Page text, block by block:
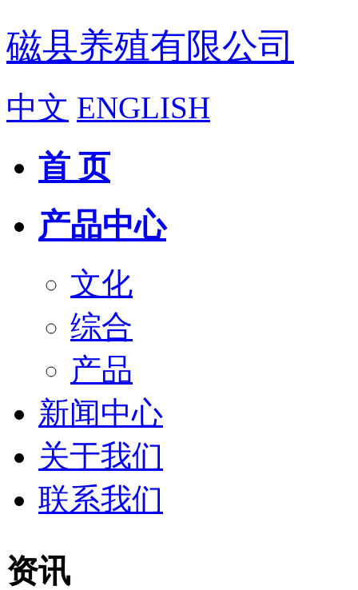
磁县养殖有限公司
中文 ENGLISH
首 页
产品中心
文化
综合
产品
新闻中心
关于我们
联系我们
资讯